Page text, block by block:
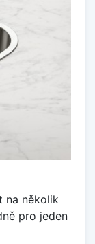
na několik
pro jeden